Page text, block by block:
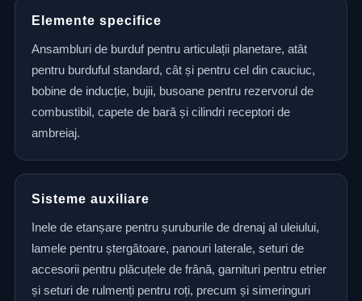
Elemente specifice
Ansambluri de burduf pentru articulații planetare, atât
pentru burduful standard, cât și pentru cel din cauciuc,
bobine de inducție, bujii, busoane pentru rezervorul de
combustibil, capete de bară și cilindri receptori de
ambreiaj.
Sisteme auxiliare
Inele de etanșare pentru șuruburile de drenaj al uleiului,
lamele pentru ștergătoare, panouri laterale, seturi de
accesorii pentru plăcuțele de frână, garnituri pentru etrier
și seturi de rulmenți pentru roți, precum și simeringuri